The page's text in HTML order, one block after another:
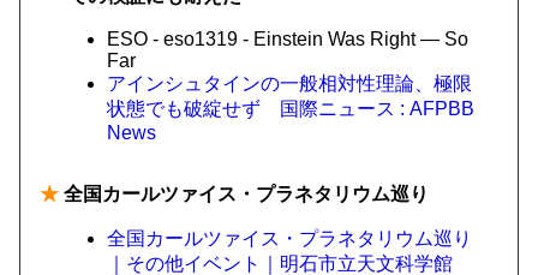
ESO - eso1319 - Einstein Was Right — So
Far
アインシュタインの一般相対性理論、極限
状態でも破綻せず 国際ニュース : AFPBB
News
★ 全国カールツァイス・プラネタリウム巡り
全国カールツァイス・プラネタリウム巡り
｜その他イベント｜明石市立天文科学館